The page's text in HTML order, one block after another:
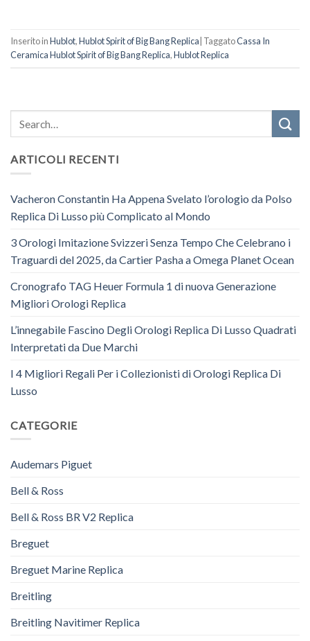
Inserito inHublot,Hublot Spirit of Big Bang Replica TaggatoCassa In
Ceramica Hublot Spirit of Big Bang Replica,Hublot Replica
ARTICOLI RECENTI
Vacheron Constantin Ha Appena Svelato l’orologio da Polso
Replica Di Lusso più Complicato al Mondo
3 Orologi Imitazione Svizzeri Senza Tempo Che Celebrano i
Traguardi del 2025, da Cartier Pasha a Omega Planet Ocean
Cronografo TAG Heuer Formula 1 di nuova Generazione
Migliori Orologi Replica
L’innegabile Fascino Degli Orologi Replica Di Lusso Quadrati
Interpretati da Due Marchi
I 4 Migliori Regali Per i Collezionisti di Orologi Replica Di
Lusso
CATEGORIE
Audemars Piguet
Bell & Ross
Bell & Ross BR V2 Replica
Breguet
Breguet Marine Replica
Breitling
Breitling Navitimer Replica